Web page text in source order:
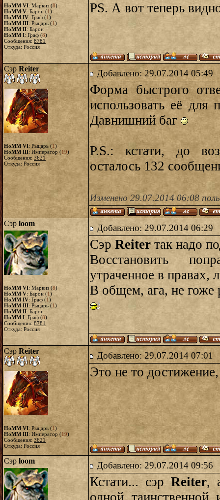
HoMM VI: Маркиз (8)
HoMM V: Барон (1)
HoMM IV: Граф (1)
HoMM III: Рыцарь (1)
HoMM II: Барон
HoMM I: Граф (8)
Сообщения: 8781
Откуда: Россия
PS. А вот теперь
Сэр Reiter
HoMM VI: Рыцарь (1)
HoMM III: Император (19)
Сообщения: 3621
Откуда: Россия
Добавлено: 29.07.2014 05:49
Форма быстрого
использовать её для
Давнишний баг
P.S.: кстати, до
осталось 132
Изменено 29.07.2014 06:08
Сэр loom
HoMM VI: Маркиз (8)
HoMM V: Барон (1)
HoMM IV: Граф (1)
HoMM III: Рыцарь (1)
HoMM II: Барон
HoMM I: Граф (8)
Сообщения: 8781
Откуда: Россия
Добавлено: 29.07.2014 06:29
СэрReiterтак надо
Восстановить
утраченное в правах,
В общем, ага, не гоже
Сэр Reiter
HoMM VI: Рыцарь (1)
HoMM III: Император (19)
Сообщения: 3621
Откуда: Россия
Добавлено: 29.07.2014 07:01
Это не то
Сэр loom Добавлено: 29.07.2014 09:56
Кстати... сэрReiter,
одной